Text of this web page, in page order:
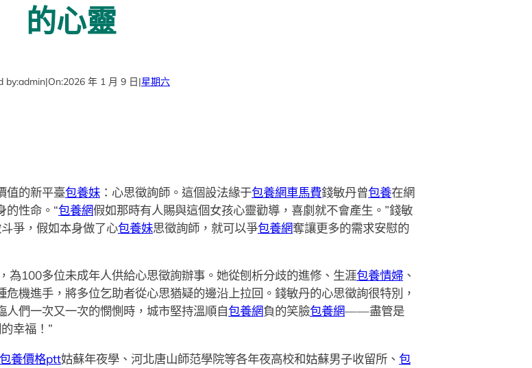
的心靈
by:admin|On:2026 年 1 月 9 日|星期六
值的新平臺包養妹：心思徵詢師。這個設法緣于包養網車馬費錢敏丹曾包養在網
的性命。“包養網假如那時有人賜與這個女孩心靈勸導，喜劇就不會產生。”錢敏
爭，假如本身做了心包養妹思徵詢師，就可以爭包養網奪讓更多的需求安慰的
100多位未成年人供給心思徵詢辦事。她從刨析分歧的進修、生涯包養情婦、
危機進手，將多位乞助者從心思猶疑的邊沿上拉回。錢敏丹的心思徵詢很特別，
人們一次又一次的憫惻時，城市堅持溫順自包養網負的笑臉包養網——盡管是
幸福！”
包養價格ptt姑蘇年夜學、河北唐山師范學院等各年夜高校和姑蘇男子收留所、 包